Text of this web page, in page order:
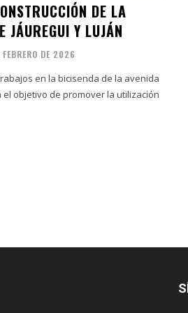
DE LA
JÁUREGUI Y LUJÁN
FEBRERO DE 2026
en la bicisenda de la avenida
objetivo de promover la utilización